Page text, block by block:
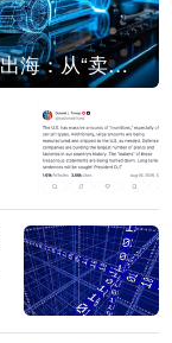
中国汽车出海：从“卖出去”到“走进去”